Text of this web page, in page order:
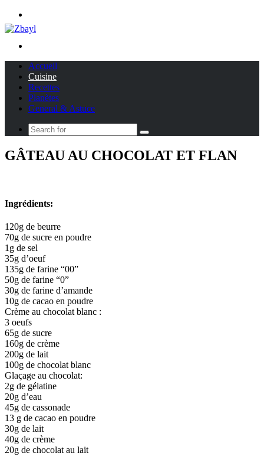
Accueil
Cuisine
Recettes
Planètes
General & Astuce
Search
GÂTEAU AU CHOCOLAT ET FLAN
Ingrédients:
120g de beurre
70g de sucre en poudre
1g de sel
35g d’oeuf
135g de farine “00”
50g de farine “0”
30g de farine d’amande
10g de cacao en poudre
Crème au chocolat blanc :
3 oeufs
65g de sucre
160g de crème
200g de lait
100g de chocolat blanc
Glaçage au chocolat:
2g de gélatine
20g d’eau
45g de cassonade
13 g de cacao en poudre
30g de lait
40g de crème
20g de chocolat au lait